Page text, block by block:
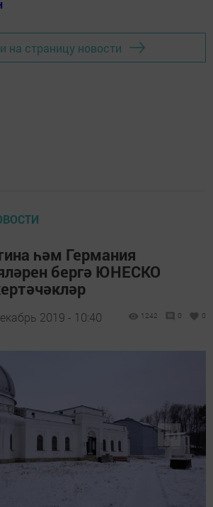
на страницу новости
һәм Германия
бергә ЮНЕСКО
2019 - 10:40 1242 0 0